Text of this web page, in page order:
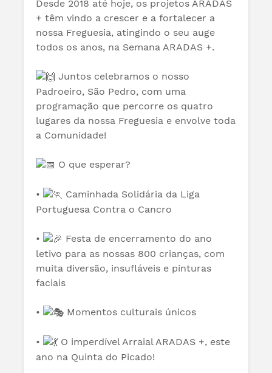
Desde 2018 até hoje, os projetos ARADAS
+ têm vindo a crescer e a fortalecer a
nossa Freguesia, atingindo o seu auge
todos os anos, na Semana ARADAS +.
Juntos celebramos o nosso
Padroeiro, São Pedro, com uma
programação que percorre os quatro
lugares da nossa Freguesia e envolve toda
a Comunidade!
O que esperar?
•
Caminhada Solidária da Liga
Portuguesa Contra o Cancro
•
Festa de encerramento do ano
letivo para as nossas 800 crianças, com
muita diversão, insufláveis e pinturas
faciais
• Momentos culturais únicos
•
O imperdível Arraial ARADAS +, este
ano na Quinta do Picado!